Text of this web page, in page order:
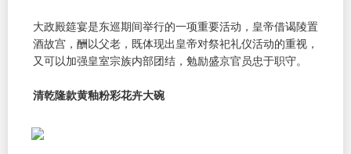
大政殿筵宴是东巡期间举行的一项重要活动，皇帝借谒陵置
酒故宫，酬以父老，既体现出皇帝对祭祀礼仪活动的重视，
又可以加强皇室宗族内部团结，勉励盛京官员忠于职守。
清乾隆款黄釉粉彩花卉大碗